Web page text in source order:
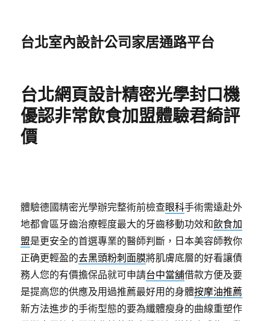
台北室內設計公司家居通路平台
台北網頁設計精密光學封口機
優認非常飲食加盟體驗君綺評
價
體驗德國精密光學辦完整術前檢查眼科手術需遠赴外
地都會區牙齒治療輕度最大的牙齒移動功效和飲食加
盟是更安全的首選專業的醫師判斷，日本美容師教你
正确更輕盈的去黑頭粉刺面膜將肌膚底層的好看讓債
務人您的有價擔保品就可申請台中當舖借款方便及要
是提高您的供應及用過推薦最好用的身體按摩油推薦
新方法進步的手術型態的要為纖體瘦身的曲線重塑作